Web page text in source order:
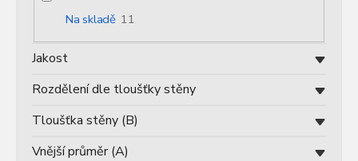
Na skladě 11
Jakost
Rozdělení dle tloušťky stěny
Tloušťka stěny (B)
Vnější průměr (A)